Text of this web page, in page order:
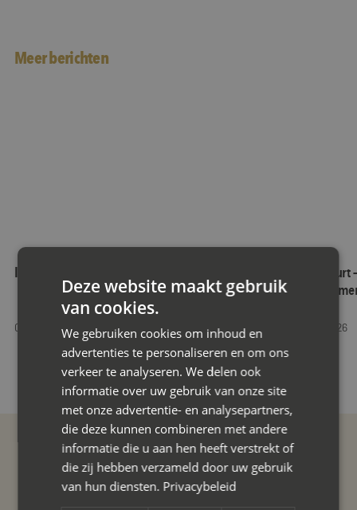
Meer berichten
Interview in dagblad Trouw
01 May 2026
Als jazz
leren over
16 January 2026
Deze website maakt gebruik
van cookies.
We gebruiken cookies om inhoud en
advertenties te personaliseren en om ons
verkeer te analyseren. We delen ook
informatie over uw gebruik van onze site
met onze advertentie- en analysepartners,
die deze kunnen combineren met andere
informatie die u aan hen heeft verstrekt of
die zij hebben verzameld door uw gebruik
van hun diensten. Privacybeleid